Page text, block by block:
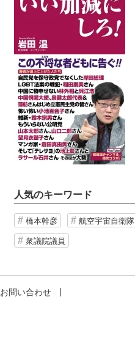
人気のキーワード
橋本幹彦 航空宇宙自衛隊
衆議院議員
お問い合わせ